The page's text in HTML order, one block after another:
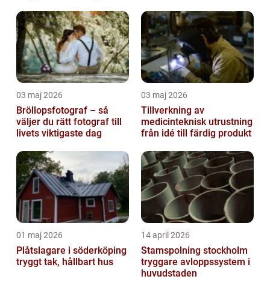
03 maj 2026
Bröllopsfotograf – så
väljer du rätt fotograf till
livets viktigaste dag
03 maj 2026
Tillverkning av
medicinteknisk utrustning
från idé till färdig produkt
01 maj 2026
Plåtslagare i söderköping
tryggt tak, hållbart hus
14 april 2026
Stamspolning stockholm
tryggare avloppssystem i
huvudstaden